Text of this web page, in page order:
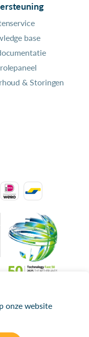
base
& Storingen
exclusief btw
onze website